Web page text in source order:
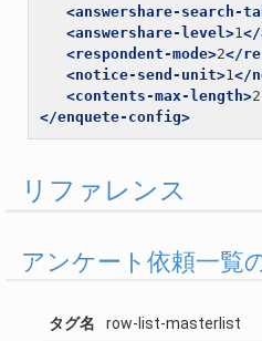
<answershare-search-
<answershare-level>1</
<respondent-mode>2</
<notice-send-unit>1</
<contents-max-length>
</enquete-config>
リファレンス
アンケート依頼一覧
タグ名 row-list-masterlist